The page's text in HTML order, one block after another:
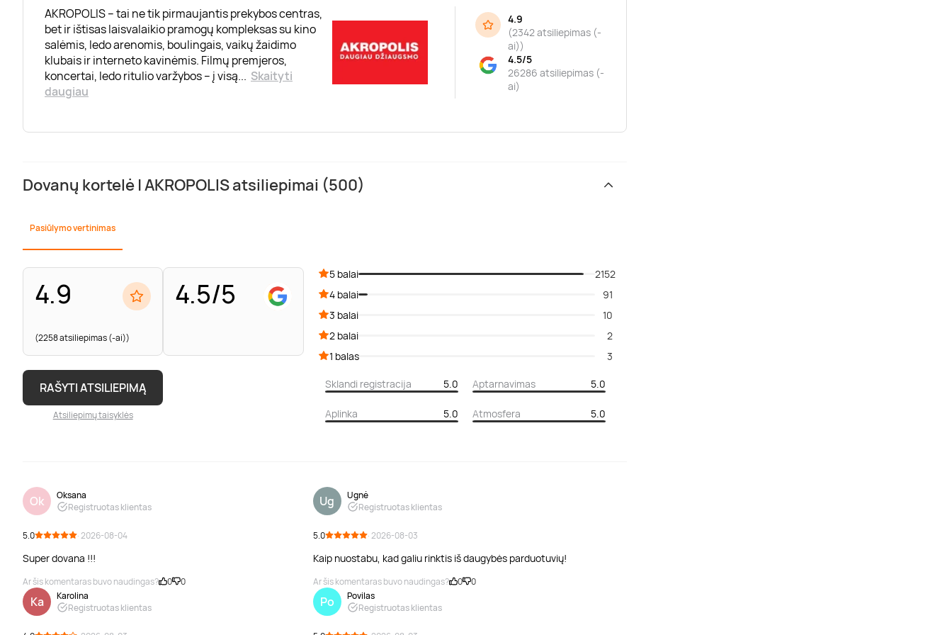
AKROPOLIS – tai ne tik pirmaujantis prekybos centras,
bet ir ištisas laisvalaikio pramogų kompleksas su kino
salėmis, ledo arenomis, boulingais, vaikų žaidimo
klubais ir interneto kavinėmis. Filmų premjeros,
koncertai, ledo ritulio varžybos – į visą... Skaityti
daugiau
4.9
(2342 atsiliepimas (-
ai))
4.5/5
26286 atsiliepimas (-
ai)
Dovanų kortelė | AKROPOLIS atsiliepimai (500)
Pasiūlymo vertinimas
4.9
(2258 atsiliepimas (-ai))
4.5/5
RAŠYTI ATSILIEPIMĄ
Atsiliepimų taisyklės
5 balai
2152
4 balai
91
3 balai
10
2 balai
2
1 balas
3
Sklandi registracija 5.0 Aptarnavimas 5.0
Aplinka 5.0 Atmosfera 5.0
Ok
Oksana
Registruotas klientas
5.0 · 2026-08-04
Super dovana !!!
Ar šis komentaras buvo naudingas? 0 0
Ug
Ugnė
Registruotas klientas
5.0 · 2026-08-03
Kaip nuostabu, kad galiu rinktis iš daugybės parduotuvių!
Ar šis komentaras buvo naudingas? 0 0
Ka
Karolina
Registruotas klientas
Po
Povilas
Registruotas klientas